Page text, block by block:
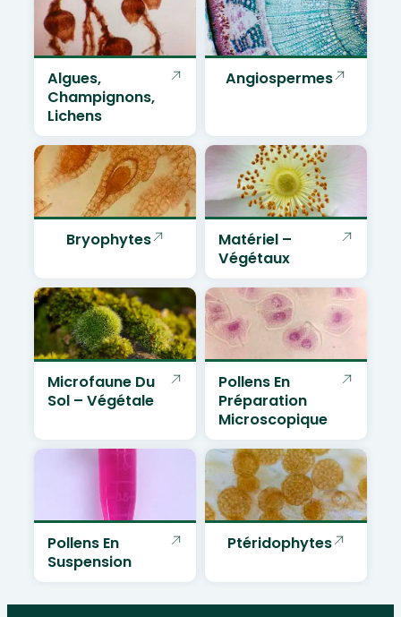
Algues,
Champignons,
Lichens
Angiospermes
Bryophytes
Matériel –
Végétaux
Microfaune Du
Sol – Végétale
Pollens En
Préparation
Microscopique
Pollens En
Suspension
Ptéridophytes